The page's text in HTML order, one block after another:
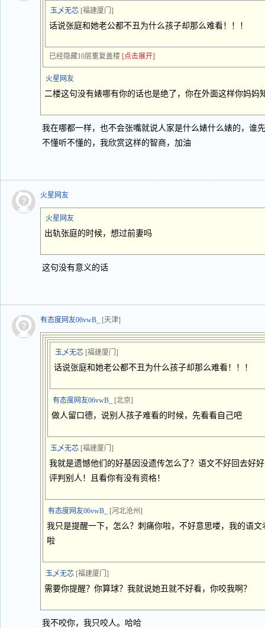
玉乄无芯 [福建厦门]
话说张庭和她老公都不丑为什么孩子却那么难看！！！
已经隐藏10层重复盖楼 [点击展开]
火星网友
二楼这句没有婊哪有你的话也是绝了，你在外面这样你妈妈
我在哪都一样，也不会张嘴就说人家是什么婊什么婊的，谁
不懂听不懂的，我欣赏这样的智商，加油
火星网友
火星网友
出轨张庭的时候，想过前妻吗
这句没有意义的话
有态度网友06vwB_ [天津]
玉乄无芯 [福建厦门]
话说张庭和她老公都不丑为什么孩子却那么难看！！！
有态度网友06vwB_ [北京]
做人留口德，说别人孩子难看的时候，先看看自己吧
玉乄无芯 [福建厦门]
我就是遗憾他们的好基因没遗传怎么了？语文不好回去好
评判别人！且看你有没有资格！
有态度网友06vwB_ [河北沧州]
我只是提醒一下，怎么？刺痛你啦，不好意思喽，我的语
啦
玉乄无芯 [福建厦门]
需要你提醒？你算球？我就说她丑就不好看，你咬我啊？
我不咬你，我只咬人。哈哈